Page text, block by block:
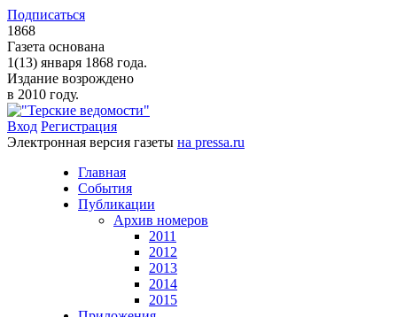
Подписаться
1868
Газета основана
1(13) января 1868 года.
Издание возрождено
в 2010 году.
Вход Регистрация
Электронная версия газеты на pressa.ru
Главная
События
Публикации
Архив номеров
2011
2012
2013
2014
2015